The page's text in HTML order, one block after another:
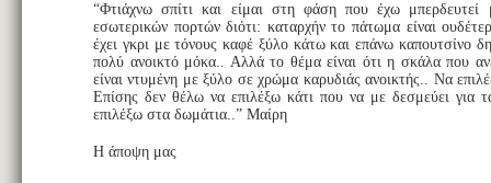
“Φτιάχνω σπίτι και είμαι στη φάση που έχω
εσωτερικών πορτών διότι: καταρχήν το πάτωμα είναι
έχει γκρι με τόνους καφέ ξύλο κάτω και επάνω καπουτσίνο
πολύ ανοικτό μόκα.. Αλλά το θέμα είναι ότι η σκάλα που
είναι ντυμένη με ξύλο σε χρώμα καρυδιάς ανοικτής.. Να
Επίσης δεν θέλω να επιλέξω κάτι που να με δεσμεύει για
επιλέξω στα δωμάτια..” Μαίρη
Η άποψη μας